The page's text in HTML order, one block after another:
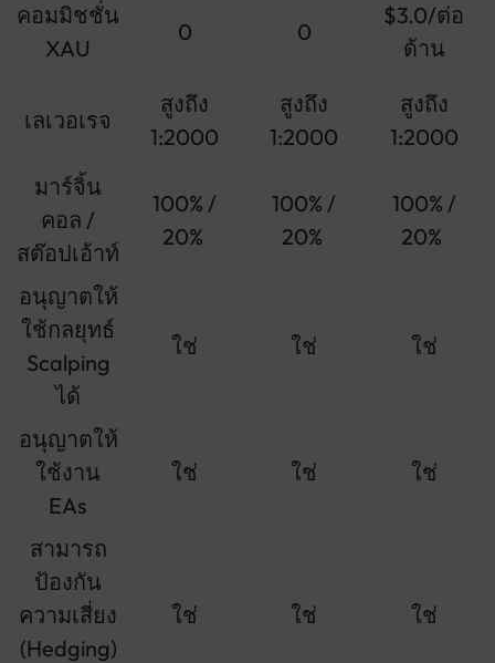
คอมมิชชั่น
XAU
0 0
$3.0/ต่อ
ด้าน
เลเวอเรจ
สูงถึง
1:2000
สูงถึง
1:2000
สูงถึง
1:2000
มาร์จิ้น
คอล /
สต๊อปเอ้าท์
100% /
20%
100% /
20%
100% /
20%
อนุญาตให้
ใช้กลยุทธ์
Scalping
ได้
ใช่ ใช่ ใช่
อนุญาตให้
ใช้งาน
EAs
ใช่ ใช่ ใช่
สามารถ
ป้องกัน
ความเสี่ยง
(Hedging)
ใช่ ใช่ ใช่